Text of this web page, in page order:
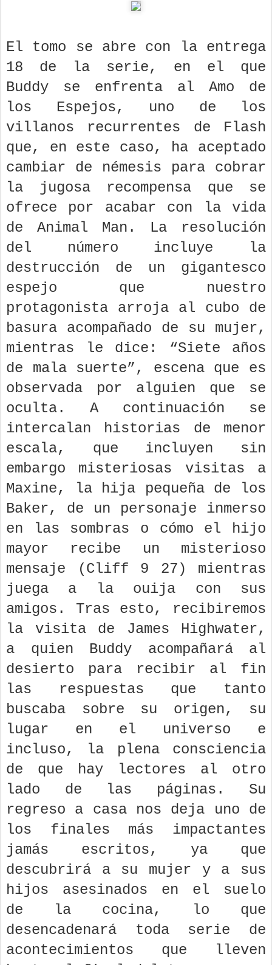
El tomo se abre con la entrega
18 de la serie, en el que
Buddy se enfrenta al Amo de
los Espejos, uno de los
villanos recurrentes de Flash
que, en este caso, ha aceptado
cambiar de némesis para cobrar
la jugosa recompensa que se
ofrece por acabar con la vida
de Animal Man. La resolución
del número incluye la
destrucción de un gigantesco
espejo que nuestro
protagonista arroja al cubo de
basura acompañado de su mujer,
mientras le dice: “Siete años
de mala suerte”, escena que es
observada por alguien que se
oculta. A continuación se
intercalan historias de menor
escala, que incluyen sin
embargo misteriosas visitas a
Maxine, la hija pequeña de los
Baker, de un personaje inmerso
en las sombras o cómo el hijo
mayor recibe un misterioso
mensaje (Cliff 9 27) mientras
juega a la ouija con sus
amigos. Tras esto, recibiremos
la visita de James Highwater,
a quien Buddy acompañará al
desierto para recibir al fin
las respuestas que tanto
buscaba sobre su origen, su
lugar en el universo e
incluso, la plena consciencia
de que hay lectores al otro
lado de las páginas. Su
regreso a casa nos deja uno de
los finales más impactantes
jamás escritos, ya que
descubrirá a su mujer y a sus
hijos asesinados en el suelo
de la cocina, lo que
desencadenará toda serie de
acontecimientos que lleven